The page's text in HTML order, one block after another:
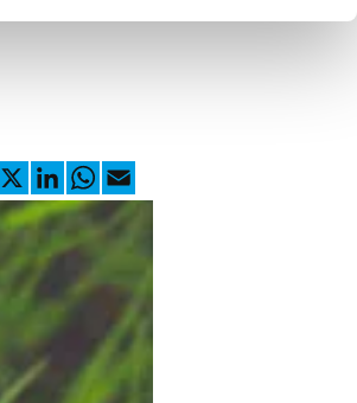
Facebook
X LinkedIn
WhatsApp